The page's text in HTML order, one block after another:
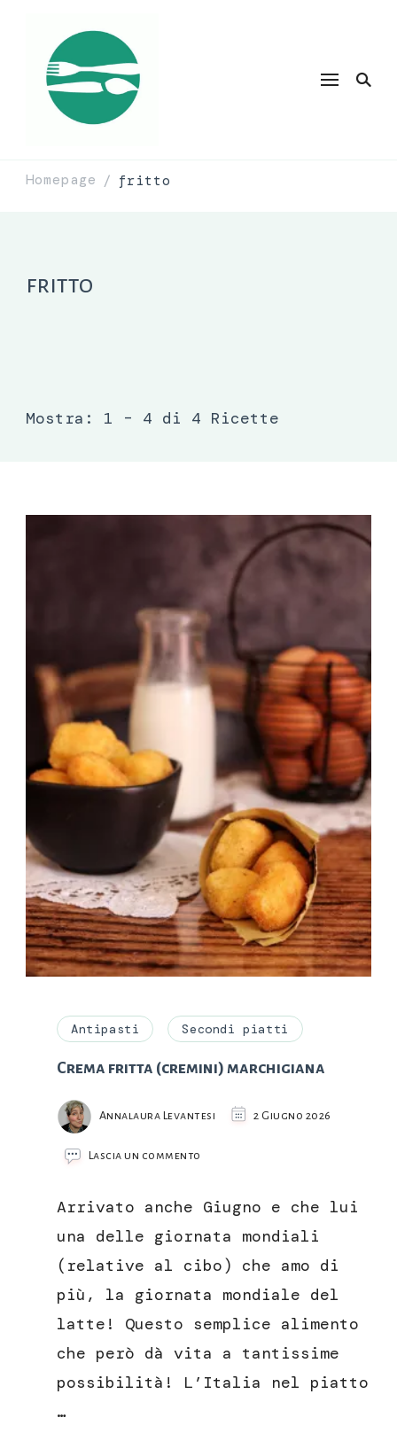
Homepage / fritto
fritto
Mostra: 1 – 4 di 4 Ricette
Antipasti Secondi piatti
Crema fritta (cremini) marchigiana
Annalaura Levantesi 2 Giugno 2026
Lascia un commento
(cremini)
marchigiana
Arrivato anche Giugno e che lui
una delle giornata mondiali
(relative al cibo) che amo di
più, la giornata mondiale del
latte! Questo semplice alimento
che però dà vita a tantissime
possibilità! L’Italia nel piatto
…